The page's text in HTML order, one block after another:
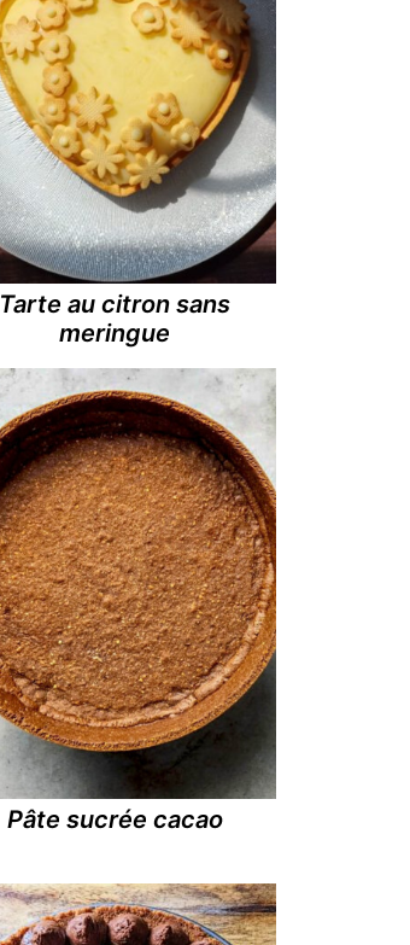
Tarte au citron sans
meringue
Pâte sucrée cacao